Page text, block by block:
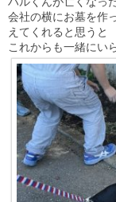
会社の横にお墓を作
えてくれると思うと
これからも一緒にい